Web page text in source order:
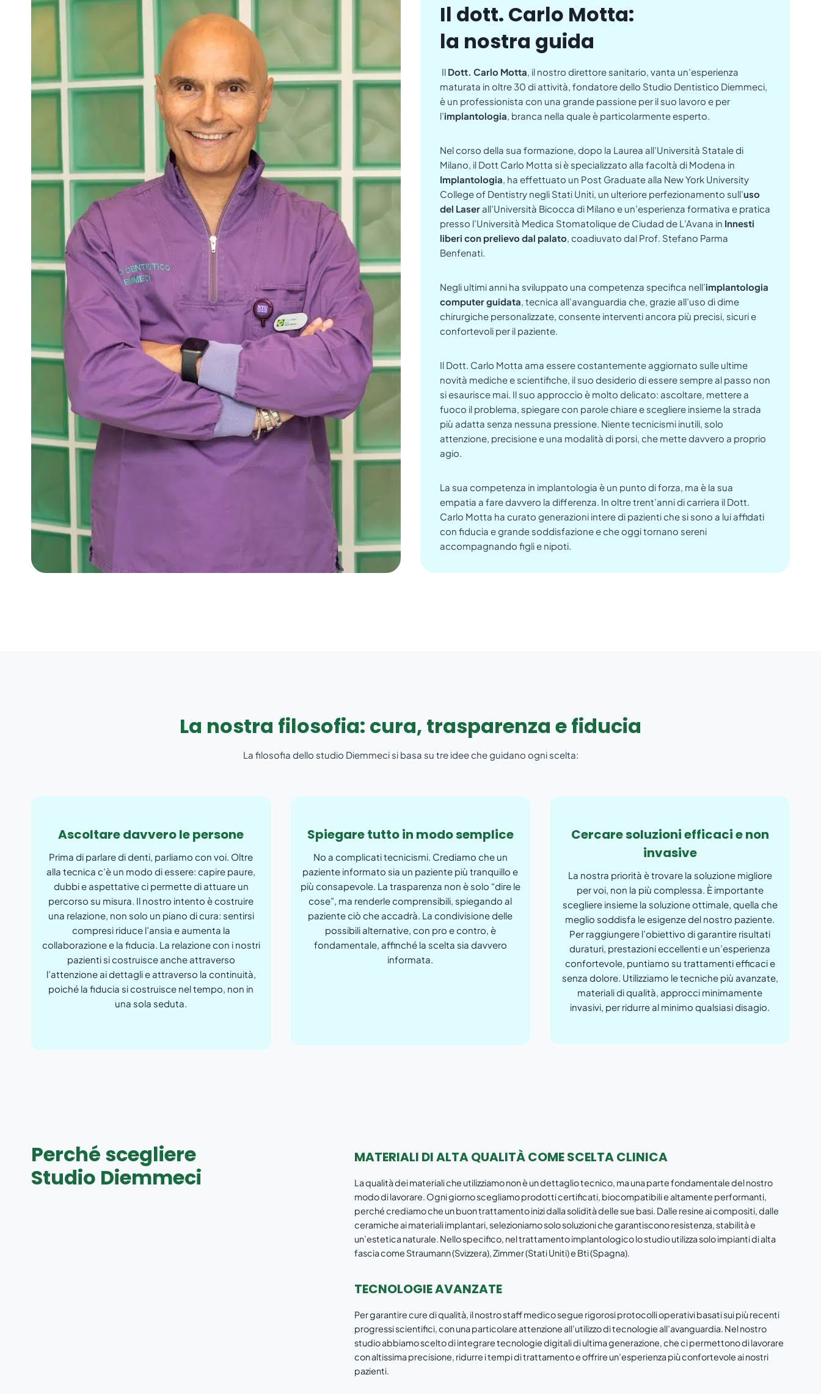
Il dott. Carlo Motta:
la nostra guida
Il Dott. Carlo Motta, il nostro direttore sanitario, vanta un’esperienza
maturata in oltre 30 di attività, fondatore dello Studio Dentistico Diemmeci,
è un professionista con una grande passione per il suo lavoro e per
l’implantologia, branca nella quale è particolarmente esperto.
Nel corso della sua formazione, dopo la Laurea all’Università Statale di
Milano, il Dott Carlo Motta si è specializzato alla facoltà di Modena in
Implantologia, ha effettuato un Post Graduate alla New York University
College of Dentistry negli Stati Uniti, un ulteriore perfezionamento sull’uso
del Laser all’Università Bicocca di Milano e un’esperienza formativa e pratica
presso l’Università Medica Stomatolique de Ciudad de L’Avana in Innesti
liberi con prelievo dal palato, coadiuvato dal Prof. Stefano Parma
Benfenati.
Negli ultimi anni ha sviluppato una competenza specifica nell’implantologia
computer guidata, tecnica all’avanguardia che, grazie all’uso di dime
chirurgiche personalizzate, consente interventi ancora più precisi, sicuri e
confortevoli per il paziente.
Il Dott. Carlo Motta ama essere costantemente aggiornato sulle ultime
novità mediche e scientifiche, il suo desiderio di essere sempre al passo non
si esaurisce mai. Il suo approccio è molto delicato: ascoltare, mettere a
fuoco il problema, spiegare con parole chiare e scegliere insieme la strada
più adatta senza nessuna pressione. Niente tecnicismi inutili, solo
attenzione, precisione e una modalità di porsi, che mette davvero a proprio
agio.
La sua competenza in implantologia è un punto di forza, ma è la sua
empatia a fare davvero la differenza. In oltre trent’anni di carriera il Dott.
Carlo Motta ha curato generazioni intere di pazienti che si sono a lui affidati
con fiducia e grande soddisfazione e che oggi tornano sereni
accompagnando figli e nipoti.
La nostra filosofia: cura, trasparenza e fiducia
La filosofia dello studio Diemmeci si basa su tre idee che guidano ogni scelta:
Ascoltare davvero le persone
Prima di parlare di denti, parliamo con voi. Oltre
alla tecnica c’è un modo di essere: capire paure,
dubbi e aspettative ci permette di attuare un
percorso su misura. Il nostro intento è costruire
una relazione, non solo un piano di cura: sentirsi
compresi riduce l’ansia e aumenta la
collaborazione e la fiducia. La relazione con i nostri
pazienti si costruisce anche attraverso
l’attenzione ai dettagli e attraverso la continuità,
poiché la fiducia si costruisce nel tempo, non in
una sola seduta.
Spiegare tutto in modo semplice
No a complicati tecnicismi. Crediamo che un
paziente informato sia un paziente più tranquillo e
più consapevole. La trasparenza non è solo “dire le
cose”, ma renderle comprensibili, spiegando al
paziente ciò che accadrà. La condivisione delle
possibili alternative, con pro e contro, è
fondamentale, affinché la scelta sia davvero
informata.
Cercare soluzioni efficaci e non
invasive
La nostra priorità è trovare la soluzione migliore
per voi, non la più complessa. È importante
scegliere insieme la soluzione ottimale, quella che
meglio soddisfa le esigenze del nostro paziente.
Per raggiungere l’obiettivo di garantire risultati
duraturi, prestazioni eccellenti e un’esperienza
confortevole, puntiamo su trattamenti efficaci e
senza dolore. Utilizziamo le tecniche più avanzate,
materiali di qualità, approcci minimamente
invasivi, per ridurre al minimo qualsiasi disagio.
Perché scegliere
Studio Diemmeci
MATERIALI DI ALTA QUALITÀ COME SCELTA CLINICA
La qualità dei materiali che utilizziamo non è un dettaglio tecnico, ma una parte fondamentale del nostro
modo di lavorare. Ogni giorno scegliamo prodotti certificati, biocompatibili e altamente performanti,
perché crediamo che un buon trattamento inizi dalla solidità delle sue basi. Dalle resine ai compositi, dalle
ceramiche ai materiali implantari, selezioniamo solo soluzioni che garantiscono resistenza, stabilità e
un’estetica naturale. Nello specifico, nel trattamento implantologico lo studio utilizza solo impianti di alta
fascia come Straumann (Svizzera), Zimmer (Stati Uniti) e Bti (Spagna).
TECNOLOGIE AVANZATE
Per garantire cure di qualità, il nostro staff medico segue rigorosi protocolli operativi basati sui più recenti
progressi scientifici, con una particolare attenzione all’utilizzo di tecnologie all’avanguardia. Nel nostro
studio abbiamo scelto di integrare tecnologie digitali di ultima generazione, che ci permettono di lavorare
con altissima precisione, ridurre i tempi di trattamento e offrire un’esperienza più confortevole ai nostri
pazienti.